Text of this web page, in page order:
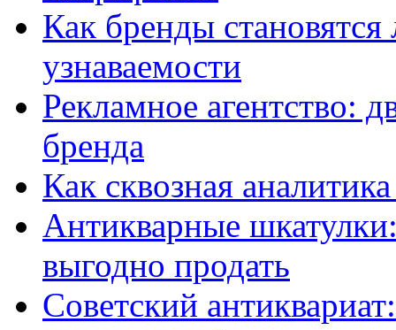
Как бренды
узнаваемости
Рекламное агентство:
бренда
Как сквозная
Антикварные
выгодно продать
Советский